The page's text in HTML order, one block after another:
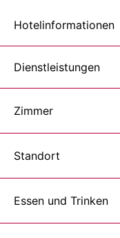
Hotelinformationen
Dienstleistungen
Zimmer
Standort
Essen und Trinken